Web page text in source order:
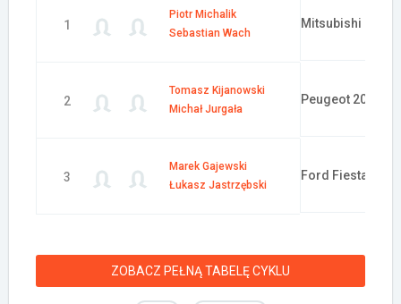
1
Piotr Michalik
Sebastian Wach
Mitsubishi
2
Tomasz Kijanowski
Michał Jurgała
Peugeot 208 R2
3
Marek Gajewski
Łukasz Jastrzębski
Ford Fiesta R2
ZOBACZ PEŁNĄ TABELĘ CYKLU